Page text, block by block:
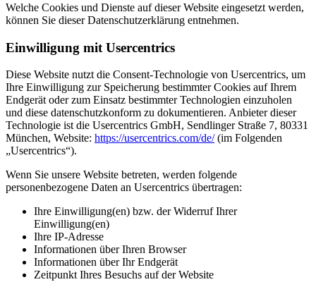
Welche Cookies und Dienste auf dieser Website eingesetzt werden,
können Sie dieser Datenschutzerklärung entnehmen.
Einwilligung mit Usercentrics
Diese Website nutzt die Consent-Technologie von Usercentrics, um
Ihre Einwilligung zur Speicherung bestimmter Cookies auf Ihrem
Endgerät oder zum Einsatz bestimmter Technologien einzuholen
und diese datenschutzkonform zu dokumentieren. Anbieter dieser
Technologie ist die Usercentrics GmbH, Sendlinger Straße 7, 80331
München, Website: https://usercentrics.com/de/(im Folgenden
„Usercentrics“).
Wenn Sie unsere Website betreten, werden folgende
personenbezogene Daten an Usercentrics übertragen:
Ihre Einwilligung(en) bzw. der Widerruf Ihrer
Einwilligung(en)
Ihre IP-Adresse
Informationen über Ihren Browser
Informationen über Ihr Endgerät
Zeitpunkt Ihres Besuchs auf der Website